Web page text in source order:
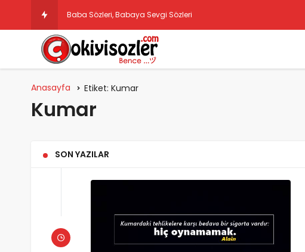
Baba Sözleri, Babaya Sevgi Sözleri
Anasayfa Etiket: Kumar
Kumar
SON YAZILAR